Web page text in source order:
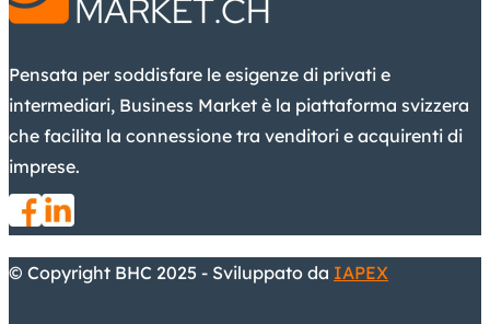
Pensata per soddisfare le esigenze di privati e
intermediari, Business Market è la piattaforma svizzera
che facilita la connessione tra venditori e acquirenti di
imprese.
© Copyright BHC 2025 - Sviluppato da IAPEX